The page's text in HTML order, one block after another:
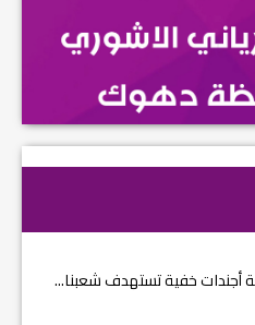
أجندات خفية تستهدف شعبنا...